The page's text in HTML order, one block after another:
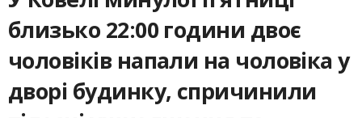
близько 22:00 години двоє
чоловіків напали на чоловіка у
дворі будинку, спричинили